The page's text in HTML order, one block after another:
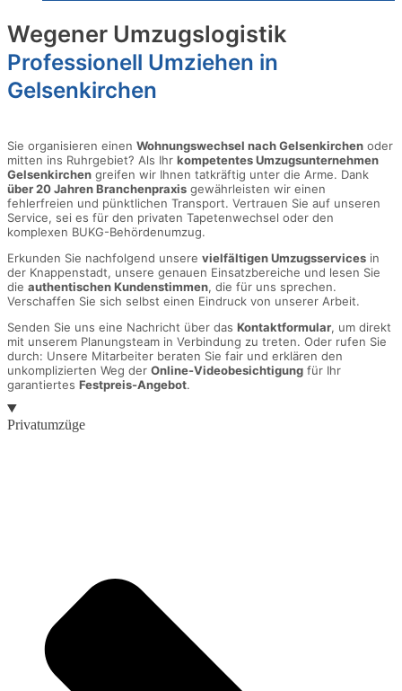
Wegener Umzugslogistik
Professionell Umziehen in
Gelsenkirchen
Sie organisieren einen Wohnungswechsel nach Gelsenkirchen oder
mitten ins Ruhrgebiet? Als Ihr kompetentes Umzugsunternehmen
Gelsenkirchen greifen wir Ihnen tatkräftig unter die Arme. Dank
über 20 Jahren Branchenpraxis gewährleisten wir einen
fehlerfreien und pünktlichen Transport. Vertrauen Sie auf unseren
Service, sei es für den privaten Tapetenwechsel oder den
komplexen BUKG-Behördenumzug.
Erkunden Sie nachfolgend unsere vielfältigen Umzugsservices in
der Knappenstadt, unsere genauen Einsatzbereiche und lesen Sie
die authentischen Kundenstimmen, die für uns sprechen.
Verschaffen Sie sich selbst einen Eindruck von unserer Arbeit.
Senden Sie uns eine Nachricht über das Kontaktformular, um direkt
mit unserem Planungsteam in Verbindung zu treten. Oder rufen Sie
durch: Unsere Mitarbeiter beraten Sie fair und erklären den
unkomplizierten Weg der Online-Videobesichtigung für Ihr
garantiertes Festpreis-Angebot.
Privatumzüge